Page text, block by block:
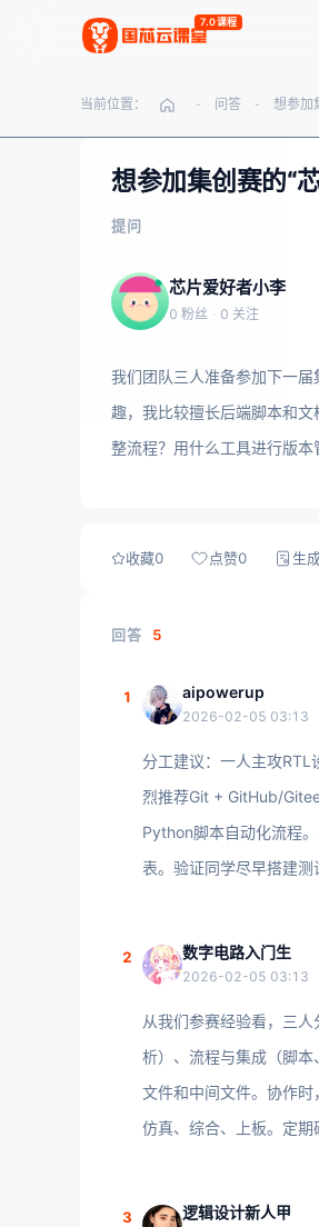
7.0课程
当前位置： - 问答 -
想参加集创赛的“
提问
芯片爱好者小李
0 粉丝 · 0 关注
我们团队三人准备参加下一
趣，我比较擅长后端脚本和
整流程？用什么工具进行版本
收藏0 点赞0 生
回答 5
1 aipowerup
2026-02-05 03:13
分工建议：一人主攻RTL
烈推荐Git + GitHub/
Python脚本自动化流程
表。验证同学尽早搭建测
2 数字电路入门生
2026-02-05 03:13
从我们参赛经验看，三
析）、流程与集成（脚
文件和中间文件。协作
仿真、综合、上板。定期
3 逻辑设计新人甲